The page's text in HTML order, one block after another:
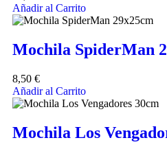
Añadir al Carrito
Mochila SpiderMan
8,50 €
Añadir al Carrito
Mochila Los